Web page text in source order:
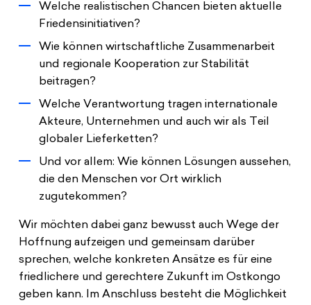
Welche realistischen Chancen bieten aktuelle
Friedensinitiativen?
Wie können wirtschaftliche Zusammenarbeit
und regionale Kooperation zur Stabilität
beitragen?
Welche Verantwortung tragen internationale
Akteure, Unternehmen und auch wir als Teil
globaler Lieferketten?
Und vor allem: Wie können Lösungen aussehen,
die den Menschen vor Ort wirklich
zugutekommen?
Wir möchten dabei ganz bewusst auch Wege der
Hoffnung aufzeigen und gemeinsam darüber
sprechen, welche konkreten Ansätze es für eine
friedlichere und gerechtere Zukunft im Ostkongo
geben kann. Im Anschluss besteht die Möglichkeit